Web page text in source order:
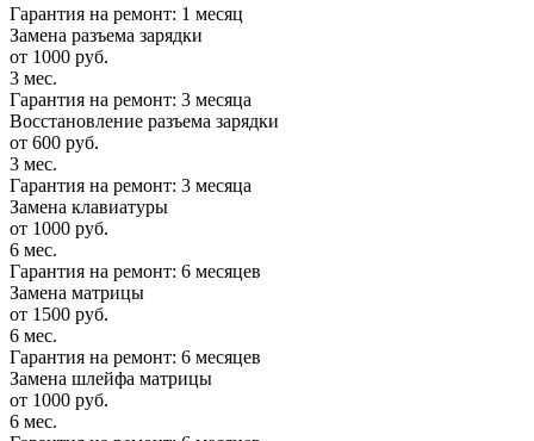
Гарантия на ремонт: 1 месяц
Замена разъема зарядки
от 1000 руб.
3 мес.
Гарантия на ремонт: 3 месяца
Восстановление разъема зарядки
от 600 руб.
3 мес.
Гарантия на ремонт: 3 месяца
Замена клавиатуры
от 1000 руб.
6 мес.
Гарантия на ремонт: 6 месяцев
Замена матрицы
от 1500 руб.
6 мес.
Гарантия на ремонт: 6 месяцев
Замена шлейфа матрицы
от 1000 руб.
6 мес.